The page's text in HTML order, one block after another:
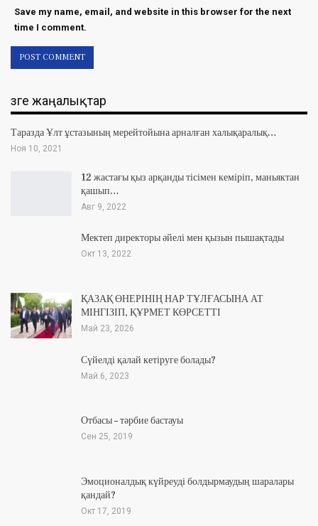
Save my name, email, and website in this browser for the next
time I comment.
Өзге жаңалықтар
Таразда Ұлт ұстазының мерейтойына арналған халықаралық…
Ноя 10, 2021
12 жастағы қыз арқанды тісімен кеміріп, маньяктан
қашып…
Авг 9, 2022
Мектеп директоры әйелі мен қызын пышақтады
Окт 13, 2022
ҚАЗАҚ ӨНЕРІНІҢ НАР ТҰЛҒАСЫНА АТ
МІНГІЗІП, ҚҰРМЕТ КӨРСЕТТІ
Май 23, 2026
Сүйелді қалай кетіруге болады?
Май 6, 2023
Отбасы – тәрбие бастауы
Сен 25, 2019
Эмоционалдық күйреуді болдырмаудың шаралары
қандай?
Окт 17, 2019